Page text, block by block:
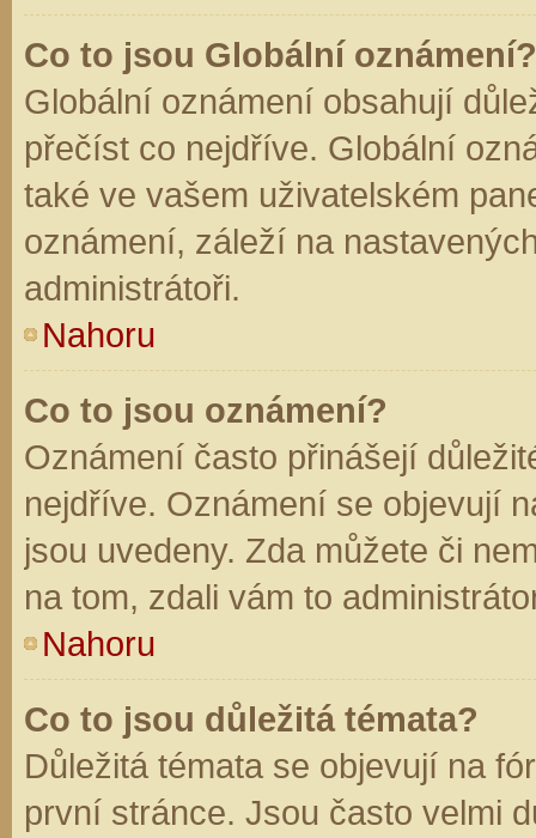
Co to jsou Globální oznámení?
Globální oznámení obsahují
přečíst co nejdříve. Globální
také ve vašem uživatelském
oznámení, záleží na
administrátoři.
Nahoru
Co to jsou oznámení?
Oznámení často přinášejí
nejdříve. Oznámení se objevují
jsou uvedeny. Zda můžete či
na tom, zdali vám to
Nahoru
Co to jsou důležitá témata?
Důležitá témata se objevují na
první stránce. Jsou často velmi